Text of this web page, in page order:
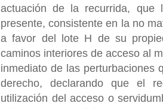
actuación de la recurrida,
presente, consistente en la no
a favor del lote H de su
caminos interiores de acceso al
inmediato de las perturbaciones
derecho, declarando que el
utilización del acceso o